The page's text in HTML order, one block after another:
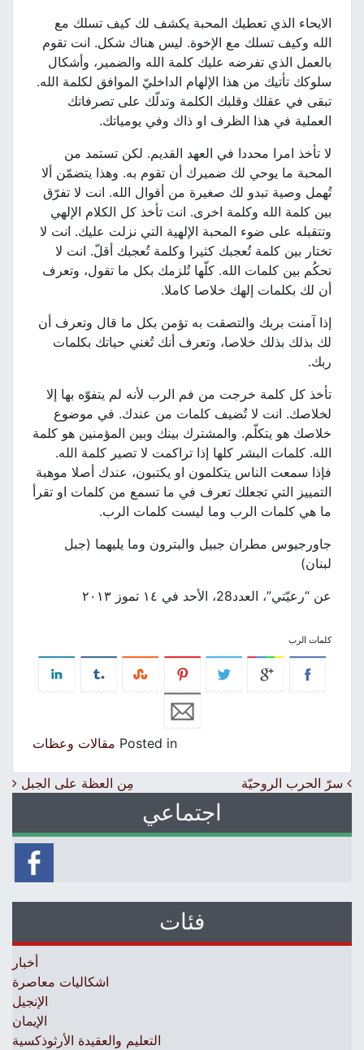
الايحاء الذي تعطيك المحبة يكشف لك كيف تسلك مع
الله وكيف تسلك مع الإخوة. ليس هناك شكل. انت تقوم
بالعمل الذي تفرضه عليك كلمة الله والضمير، وأشكال
سلوكك تأتيك من هذا الإلهام الداخليّ الموافق لكلمة الله.
تبقى في عقلك وقلبك الكلمة وتدلّك على تصرفاتك
العملية في هذا الظرف او ذاك وفي يومياتك.
لا تأخذ امرا محددا في العهد القديم. لكن تستمد من
المحبة ما يوحي لك ضميرك أن تقوم به. وهذا يتضمّن ألا
تُهمل وصية تبدو لك صغيرة من أقوال الله. انت لا تفرّق
بين كلمة الله وكلمة اخرى. انت تأخذ كل الكلام الإلهي
وتتقبله على ضوء المحبة الإلهية التي نزلت عليك. انت لا
تختار بين كلمة تُعجبك كثيرا وكلمة تُعجبك أقلّ. انت لا
تحكُم بين كلمات الله. كلّها تُلزمك بكل ما تقول، وتعرف
أن لك بكلمات إلهك خلاصا كاملا.
إذا آمنت بربك والتصقت به تؤمن بكل ما قال وتعرف أن
لك بذلك بذلك خلاصا، وتعرف أنك تُغني حياتك بكلمات
ربك.
تأخذ كل كلمة خرجت من فم الرب لأنه لم يتفوّه بها إلا
لخلاصك. انت لا تُضيف كلمات من عندك. في موضوع
خلاصك هو يتكلّم. والمشترك بينك وبين المؤمنين هو كلمة
الله. كلمات البشر كلها إذا تراكمت لا تصير كلمة الله.
فإذا سمعت الناس يتكلمون او يكتبون، عندك أصلا موهبة
التمييز التي تجعلك تعرف في ما تسمع من كلمات او تقرأ
ما هي كلمات الرب وما ليست كلمات الرب.
جاورجيوس مطران جبيل والبترون وما يليهما (جبل
لبنان)
عن “رعيّتي”، العدد28، الأحد في ١٤ تموز ٢٠١٣
كلمات الرب
Posted in مقالات وعظات
Post navigation
سرّ الحرب الروحيّة مِن العظة على الجبل
اجتماعي
فئات
أخبار
اشكاليات معاصرة
الإنجيل
الإيمان
التعليم والعقيدة الأرثوذكسية